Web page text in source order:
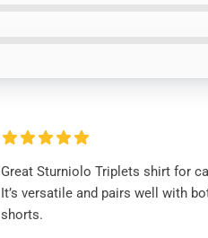
Great Sturniolo Triplets shirt for
It’s versatile and pairs well with
shorts.